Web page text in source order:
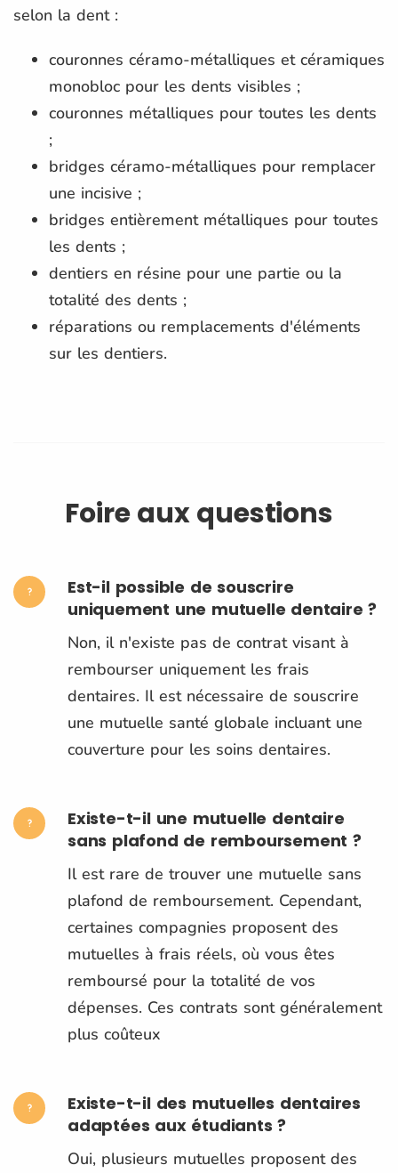
selon la dent :
couronnes céramo-métalliques et céramiques
monobloc pour les dents visibles ;
couronnes métalliques pour toutes les dents
;
bridges céramo-métalliques pour remplacer
une incisive ;
bridges entièrement métalliques pour toutes
les dents ;
dentiers en résine pour une partie ou la
totalité des dents ;
réparations ou remplacements d'éléments
sur les dentiers.
Foire aux questions
Est-il possible de souscrire
uniquement une mutuelle dentaire ?
Non, il n'existe pas de contrat visant à
rembourser uniquement les frais
dentaires. Il est nécessaire de souscrire
une mutuelle santé globale incluant une
couverture pour les soins dentaires.
Existe-t-il une mutuelle dentaire
sans plafond de remboursement ?
Il est rare de trouver une mutuelle sans
plafond de remboursement. Cependant,
certaines compagnies proposent des
mutuelles à frais réels, où vous êtes
remboursé pour la totalité de vos
dépenses. Ces contrats sont généralement
plus coûteux
Existe-t-il des mutuelles dentaires
adaptées aux étudiants ?
Oui, plusieurs mutuelles proposent des